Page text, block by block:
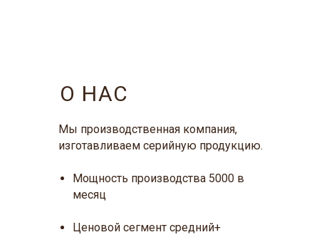
Мы производственная компания,
изготавливаем серийную продукцию.
Мощность производства 5000 в
месяц
Ценовой сегмент средний+
О НАС